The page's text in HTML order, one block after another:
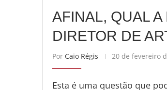
AFINAL, QUAL
DIRETOR DE
Por Caio Régis 20 de fevereiro
Esta é uma questão que